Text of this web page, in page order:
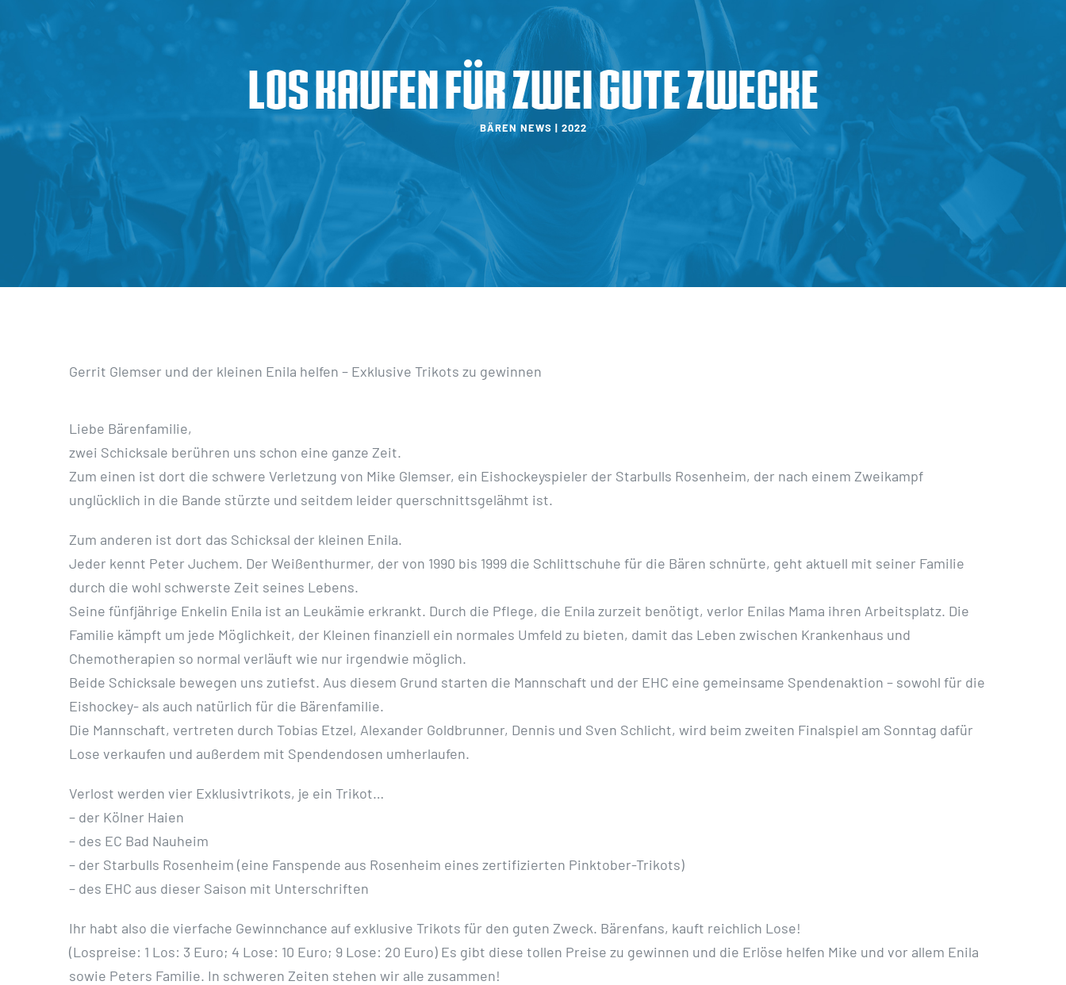
Los kaufen für zwei gute Zwecke
BÄREN NEWS | 2022
Gerrit Glemser und der kleinen Enila helfen – Exklusive Trikots zu gewinnen
Liebe Bärenfamilie,
zwei Schicksale berühren uns schon eine ganze Zeit.
Zum einen ist dort die schwere Verletzung von Mike Glemser, ein Eishockeyspieler der Starbulls Rosenheim, der nach einem Zweikampf
unglücklich in die Bande stürzte und seitdem leider querschnittsgelähmt ist.
Zum anderen ist dort das Schicksal der kleinen Enila.
Jeder kennt Peter Juchem. Der Weißenthurmer, der von 1990 bis 1999 die Schlittschuhe für die Bären schnürte, geht aktuell mit seiner Familie
durch die wohl schwerste Zeit seines Lebens.
Seine fünfjährige Enkelin Enila ist an Leukämie erkrankt. Durch die Pflege, die Enila zurzeit benötigt, verlor Enilas Mama ihren Arbeitsplatz. Die
Familie kämpft um jede Möglichkeit, der Kleinen finanziell ein normales Umfeld zu bieten, damit das Leben zwischen Krankenhaus und
Chemotherapien so normal verläuft wie nur irgendwie möglich.
Beide Schicksale bewegen uns zutiefst. Aus diesem Grund starten die Mannschaft und der EHC eine gemeinsame Spendenaktion – sowohl für die
Eishockey- als auch natürlich für die Bärenfamilie.
Die Mannschaft, vertreten durch Tobias Etzel, Alexander Goldbrunner, Dennis und Sven Schlicht, wird beim zweiten Finalspiel am Sonntag dafür
Lose verkaufen und außerdem mit Spendendosen umherlaufen.
Verlost werden vier Exklusivtrikots, je ein Trikot…
– der Kölner Haien
– des EC Bad Nauheim
– der Starbulls Rosenheim (eine Fanspende aus Rosenheim eines zertifizierten Pinktober-Trikots)
– des EHC aus dieser Saison mit Unterschriften
Ihr habt also die vierfache Gewinnchance auf exklusive Trikots für den guten Zweck. Bärenfans, kauft reichlich Lose!
(Lospreise: 1 Los: 3 Euro; 4 Lose: 10 Euro; 9 Lose: 20 Euro) Es gibt diese tollen Preise zu gewinnen und die Erlöse helfen Mike und vor allem Enila
sowie Peters Familie. In schweren Zeiten stehen wir alle zusammen!